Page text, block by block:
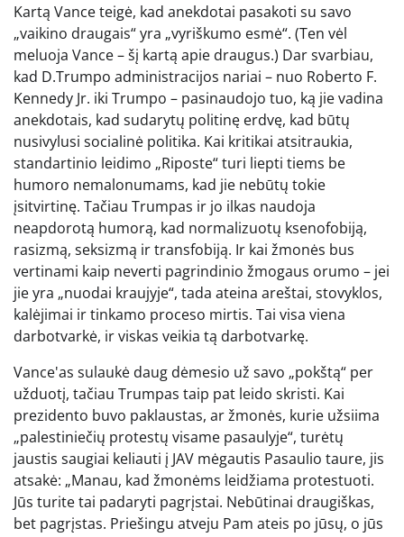
Kartą Vance teigė, kad anekdotai pasakoti su savo
„vaikino draugais“ yra „vyriškumo esmė“. (Ten vėl
meluoja Vance – šį kartą apie draugus.) Dar svarbiau,
kad D.Trumpo administracijos nariai – nuo Roberto F.
Kennedy Jr. iki Trumpo – pasinaudojo tuo, ką jie vadina
anekdotais, kad sudarytų politinę erdvę, kad būtų
nusivylusi socialinė politika. Kai kritikai atsitraukia,
standartinio leidimo „Riposte“ turi liepti tiems be
humoro nemalonumams, kad jie nebūtų tokie
įsitvirtinę. Tačiau Trumpas ir jo ilkas naudoja
neapdorotą humorą, kad normalizuotų ksenofobiją,
rasizmą, seksizmą ir transfobiją. Ir kai žmonės bus
vertinami kaip neverti pagrindinio žmogaus orumo – jei
jie yra „nuodai kraujyje“, tada ateina areštai, stovyklos,
kalėjimai ir tinkamo proceso mirtis. Tai visa viena
darbotvarkė, ir viskas veikia tą darbotvarkę.
Vance'as sulaukė daug dėmesio už savo „pokštą“ per
užduotį, tačiau Trumpas taip pat leido skristi. Kai
prezidento buvo paklaustas, ar žmonės, kurie užsiima
„palestiniečių protestų visame pasaulyje“, turėtų
jaustis saugiai keliauti į JAV mėgautis Pasaulio taure, jis
atsakė: „Manau, kad žmonėms leidžiama protestuoti.
Jūs turite tai padaryti pagrįstai. Nebūtinai draugiškas,
bet pagrįstas. Priešingu atveju Pam ateis po jūsų, o jūs